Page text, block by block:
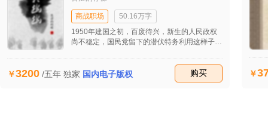
商战职场
50.16万字
1950年建国之初，百废待兴，新生的人民政权
尚不稳定，国民党留下的潜伏特务利用这样子的
党“孔雀”得知了敌人准备在国庆期间实行代号
为“贺礼计划”的大规模破坏行动，为了揪出幕后
3200 /五年 独家 国内电子版权 购买